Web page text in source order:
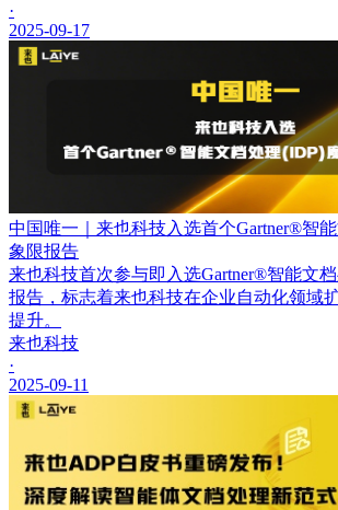
·
2025-09-17
中国唯一｜来也科技入选首个Gartner®智
象限报告
来也科技首次参与即入选Gartner®智能文
报告，标志着来也科技在企业自动化领域
提升。
来也科技
·
2025-09-11